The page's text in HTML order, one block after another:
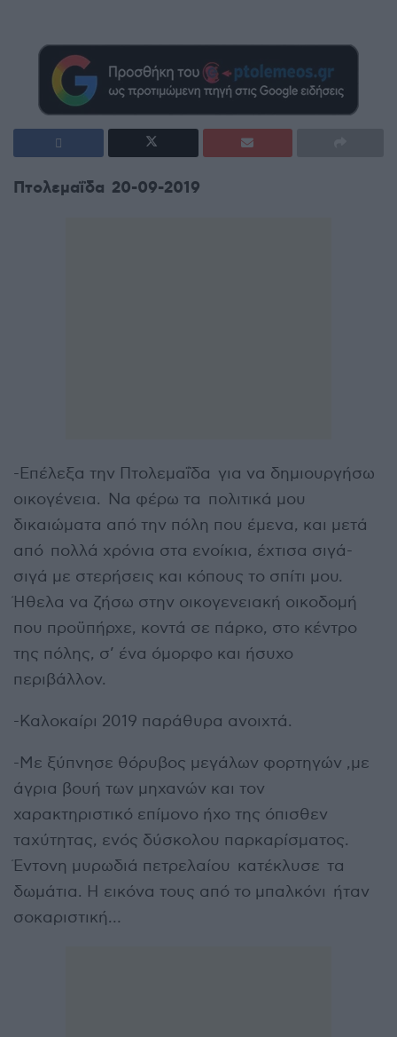
Πτολεμαΐδα 20-09-2019
-Επέλεξα την Πτολεμαΐδα για να δημιουργήσω
οικογένεια. Να φέρω τα πολιτικά μου
δικαιώματα από την πόλη που έμενα, και μετά
από πολλά χρόνια στα ενοίκια, έχτισα σιγά-
σιγά με στερήσεις και κόπους το σπίτι μου.
Ήθελα να ζήσω στην οικογενειακή οικοδομή
που προϋπήρχε, κοντά σε πάρκο, στο κέντρο
της πόλης, σ’ ένα όμορφο και ήσυχο
περιβάλλον.
-Καλοκαίρι 2019 παράθυρα ανοιχτά.
-Με ξύπνησε θόρυβος μεγάλων φορτηγών ,με
άγρια βουή των μηχανών και τον
χαρακτηριστικό επίμονο ήχο της όπισθεν
ταχύτητας, ενός δύσκολου παρκαρίσματος.
Έντονη μυρωδιά πετρελαίου κατέκλυσε τα
δωμάτια. Η εικόνα τους από το μπαλκόνι ήταν
σοκαριστική…